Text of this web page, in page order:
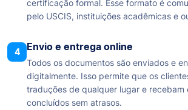
certificação formal. Esse formato é
pelo USCIS, instituições acadêmicas e
4 Envio e entrega online
Todos os documentos são enviados e
digitalmente. Isso permite que os
traduções de qualquer lugar e recebam
concluídos sem atrasos.